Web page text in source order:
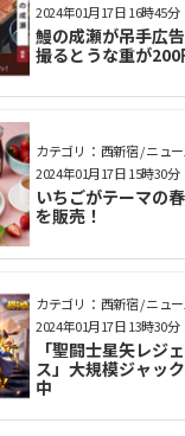
鰻の成瀬が吊手広
撮るとうな重が200
2024年01月17日 16時45分
カテゴリ： 西新宿 / ニュ
いちごがテーマの
を販売！
2024年01月17日 15時30分
カテゴリ： 西新宿 / ニュ
「聖闘士星矢レジ
ス」大規模ジャッ
中
2024年01月17日 13時30分